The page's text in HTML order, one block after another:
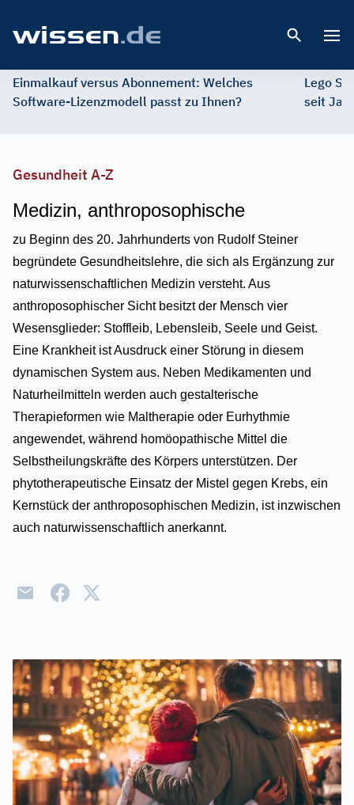
Einmalkauf versus Abonnement: Welches
Software-Lizenzmodell passt zu Ihnen?
Lego
seit
Gesundheit A-Z
Medizin, anthroposophische
zu Beginn des 20. Jahrhunderts von Rudolf Steiner
begründete Gesundheitslehre, die sich als Ergänzung zur
naturwissenschaftlichen Medizin versteht. Aus
anthroposophischer Sicht besitzt der Mensch vier
Wesensglieder: Stoffleib, Lebensleib, Seele und Geist.
Eine Krankheit ist Ausdruck einer Störung in diesem
dynamischen System aus. Neben Medikamenten und
Naturheilmitteln werden auch gestalterische
Therapieformen wie Maltherapie oder Eurhythmie
angewendet, während homöopathische Mittel die
Selbstheilungskräfte des Körpers unterstützen. Der
phytotherapeutische Einsatz der Mistel gegen Krebs, ein
Kernstück der anthroposophischen Medizin, ist inzwischen
auch naturwissenschaftlich anerkannt.